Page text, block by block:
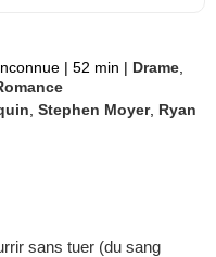
| 52 min | Drame
,Stephen Moyer, Ryan
sans tuer (du sang